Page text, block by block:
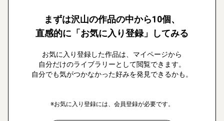
まずは沢山の作品の中から10個、
直感的に「お気に入り登録」してみる
お気に入り登録した作品は、マイページから
自分だけのライブラリーとして閲覧できます。
自分でも気がつかなかった好みを発見できるかも。
※お気に入り登録には、会員登録が必要です。